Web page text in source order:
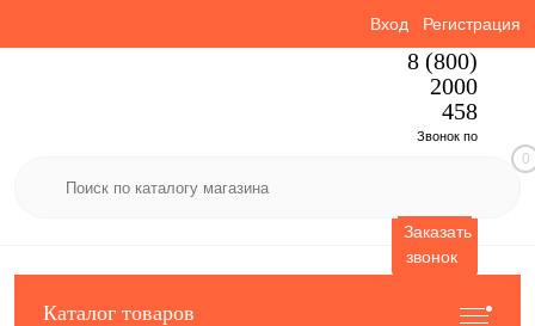
Вход Регистрация
8 (800)
2000
458
Звонок по
Заказать
звонок
0
Каталог товаров